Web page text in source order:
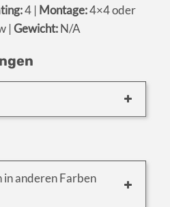
4 | Montage:4×4 oder
| Gewicht:N/A
in anderen Farben